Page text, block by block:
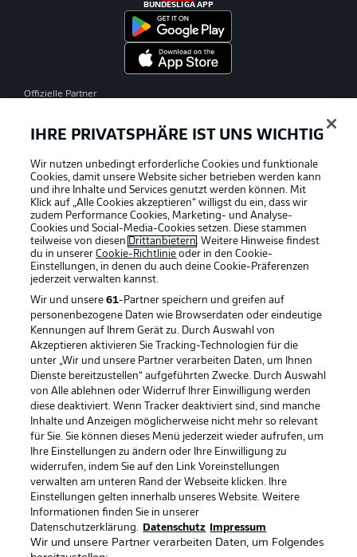
BUNDESLIGA APP
Offizielle Partner
Rechtliche Hinweise Voreinstellungen verwalten
Datenschutz Nutzungsbedingungen
Broadcaster Kontakt
Jobs Impressum
Partner Spieler
Liveticker
IHRE PRIVATSPHÄRE IST UNS WICHTIG
Wir nutzen unbedingt erforderliche Cookies und funktionale
Cookies, damit unsere Website sicher betrieben werden kann
und ihre Inhalte und Services genutzt werden können. Mit
Klick auf „Alle Cookies akzeptieren“ willigst du ein, dass wir
zudem Performance Cookies, Marketing- und Analyse-
Cookies und Social-Media-Cookies setzen. Diese stammen
teilweise von diesen Drittanbietern. Weitere Hinweise findest
du in unsererCookie-Richtlinie oder in den Cookie-
Einstellungen, in denen du auch deine Cookie-Präferenzen
jederzeit verwalten kannst.
Wir und unsere61-Partner speichern und greifen auf
personenbezogene Daten wie Browserdaten oder eindeutige
Kennungen auf Ihrem Gerät zu. Durch Auswahl von
Akzeptieren aktivieren Sie Tracking-Technologien für die
unter „Wir und unsere Partner verarbeiten Daten, um Ihnen
Dienste bereitzustellen“ aufgeführten Zwecke. Durch Auswahl
von Alle ablehnen oder Widerruf Ihrer Einwilligung werden
diese deaktiviert. Wenn Tracker deaktiviert sind, sind manche
Inhalte und Anzeigen möglicherweise nicht mehr so relevant
für Sie. Sie können dieses Menü jederzeit wieder aufrufen, um
Ihre Einstellungen zu ändern oder Ihre Einwilligung zu
widerrufen, indem Sie auf den Link Voreinstellungen
verwalten am unteren Rand der Webseite klicken. Ihre
Einstellungen gelten innerhalb unseres Website. Weitere
Informationen finden Sie in unserer
Datenschutzerklärung.
Datenschutz Impressum
Wir und unsere Partner verarbeiten Daten, um Folgendes